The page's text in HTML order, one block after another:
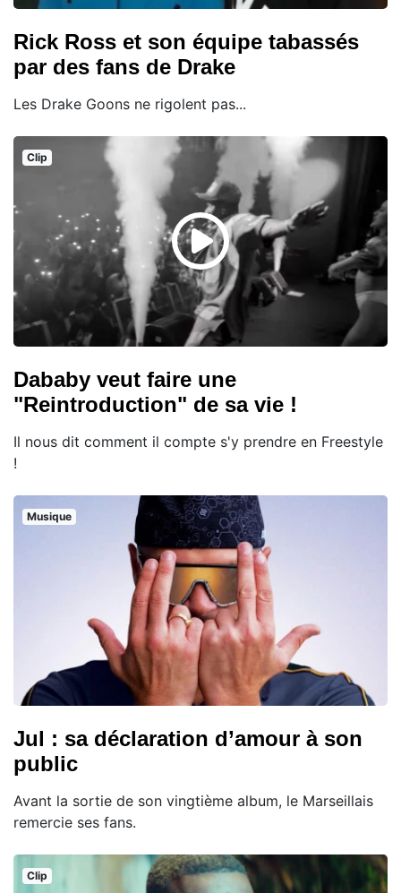
Rick Ross et son équipe tabassés
par des fans de Drake
Les Drake Goons ne rigolent pas...
Clip
Dababy veut faire une
"Reintroduction" de sa vie !
Il nous dit comment il compte s'y prendre en Freestyle
!
Musique
Jul : sa déclaration d’amour à son
public
Avant la sortie de son vingtième album, le Marseillais
remercie ses fans.
Clip